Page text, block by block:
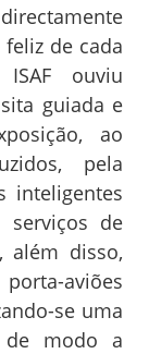
de cada
ouviu
guiada e
ao
pela
inteligentes
serviços de
além disso,
aviões
se uma
de modo a